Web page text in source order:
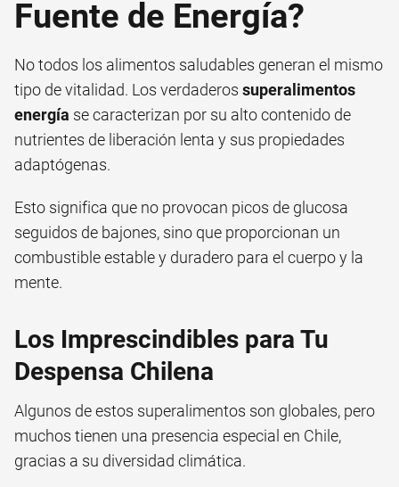
Fuente de Energía?
No todos los alimentos saludables generan el mismo
tipo de vitalidad. Los verdaderos superalimentos
energía se caracterizan por su alto contenido de
nutrientes de liberación lenta y sus propiedades
adaptógenas.
Esto significa que no provocan picos de glucosa
seguidos de bajones, sino que proporcionan un
combustible estable y duradero para el cuerpo y la
mente.
Los Imprescindibles para Tu
Despensa Chilena
Algunos de estos superalimentos son globales, pero
muchos tienen una presencia especial en Chile,
gracias a su diversidad climática.